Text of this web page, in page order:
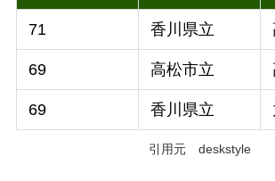
71 香川県立
69 高松市立
69 香川県立
引用元 deskstyle